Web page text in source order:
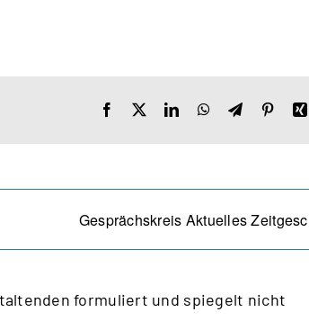
Facebook LinkedInWhatsApp
Telegram
Gesprächskreis Aktuelles
formuliert und spiegelt nicht